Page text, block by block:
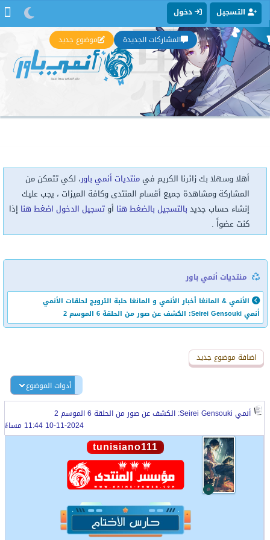
التسجيل دخول
المشاركات الجديدة موضوع جديد
أهلا وسهلا بك زائرنا الكريم فيمنتديات أنمي باور، لكي تتمكن من
المشاركة ومشاهدة جميع أقسام المنتدى وكافة الميزات ، يجب عليك
إنشاء حساب جديد بالتسجيل بالضغط هنا أوتسجيل الدخول اضغط هنا إذا
كنت عضواً .
منتديات أنمي باور
الأنمي & المانغا أخبار الأنمي و المانغا حلبة الترويج لحلقات الأنمي
أنمي Seirei Gensouki: الكشف عن صور من الحلقة 6 الموسم 2
اضافة رد جديد
اضافة موضوع جديد
أدوات الموضوع
أنمي Seirei Gensouki: الكشف عن صور من الحلقة 6 الموسم 2
10-11-2024 11:44 مساءً
tunisiano111